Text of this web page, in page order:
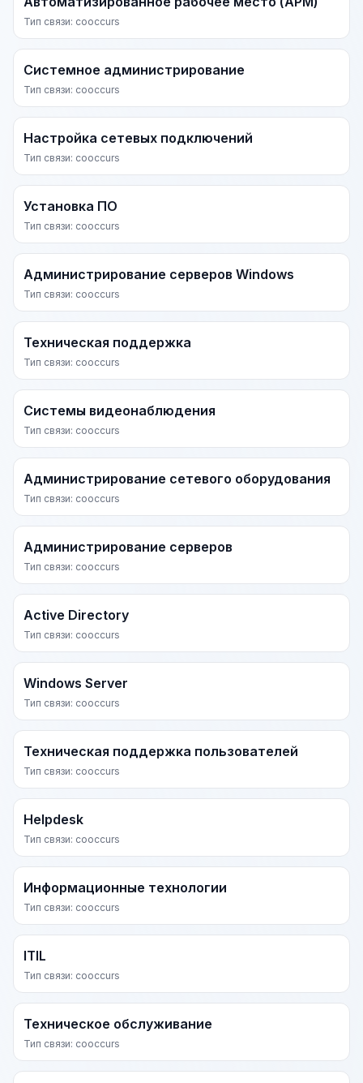
Тип связи: cooccurs
Системное администрирование
Тип связи: cooccurs
Настройка сетевых подключений
Тип связи: cooccurs
Установка ПО
Тип связи: cooccurs
Администрирование серверов Windows
Тип связи: cooccurs
Техническая поддержка
Тип связи: cooccurs
Системы видеонаблюдения
Тип связи: cooccurs
Администрирование сетевого оборудования
Тип связи: cooccurs
Администрирование серверов
Тип связи: cooccurs
Active Directory
Тип связи: cooccurs
Windows Server
Тип связи: cooccurs
Техническая поддержка пользователей
Тип связи: cooccurs
Helpdesk
Тип связи: cooccurs
Информационные технологии
Тип связи: cooccurs
ITIL
Тип связи: cooccurs
Техническое обслуживание
Тип связи: cooccurs